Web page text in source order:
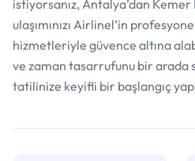
istiyorsanız, Antalya’dan Kemer
ulaşımınızı Airlinel’in
hizmetleriyle güvence altına
ve zaman tasarrufunu bir arada
tatilinize keyifli bir başlangıç